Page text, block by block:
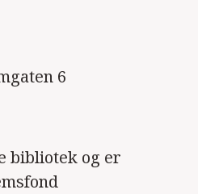
6
bibliotek og er